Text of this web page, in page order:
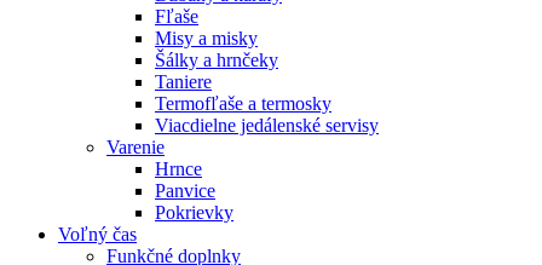
Fľaše
Misy a misky
Šálky a hrnčeky
Taniere
Termofľaše a termosky
Viacdielne jedálenské servisy
Varenie
Hrnce
Panvice
Pokrievky
Voľný čas
Funkčné doplnky